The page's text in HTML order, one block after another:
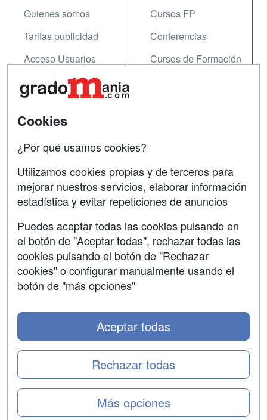
Quienes somos
Tarifas publicidad
Acceso Usuarios
Acceso Centros
Cursos FP
Conferencias
Cursos de Formación
Contactar
Copyleft
Grupo formazion:
Copyright 2000-2026 Formazion Web, S.L. - Calle
Fermín Caballero, 62 - 28034 Madrid Tel: 91 533 70 78
Cookies
¿Por qué usamos cookies?
Utilizamos cookies propias y de terceros para
mejorar nuestros servicios, elaborar información
estadística y evitar repeticiones de anuncios
Puedes aceptar todas las cookies pulsando en
el botón de "Aceptar todas", rechazar todas las
cookies pulsando el botón de "Rechazar
cookies" o configurar manualmente usando el
botón de "más opciones"
Más opciones
Rechazar todas
Aceptar todas